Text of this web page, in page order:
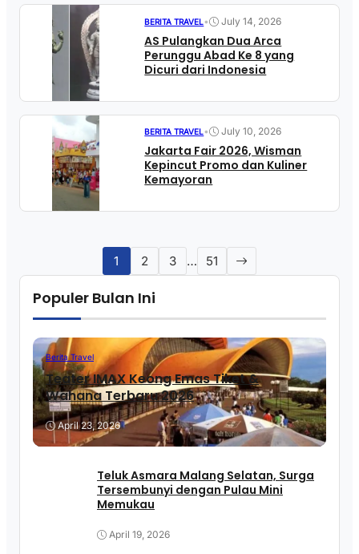
BERITA TRAVEL• July 14, 2026
AS Pulangkan Dua Arca
Perunggu Abad Ke 8 yang
Dicuri dari Indonesia
BERITA TRAVEL• July 10, 2026
Jakarta Fair 2026, Wisman
Kepincut Promo dan Kuliner
Kemayoran
1 2 3 … 51
Populer Bulan Ini
Berita Travel
Teater IMAX Keong Emas Tiket &
Wahana Terbaru 2026
April 23, 2026
Teluk Asmara Malang Selatan, Surga
Tersembunyi dengan Pulau Mini
Memukau
April 19, 2026